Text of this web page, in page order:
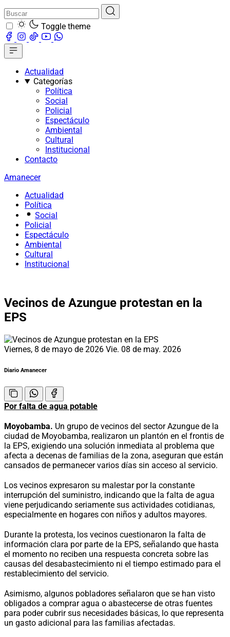
Toggle theme
Actualidad
Categorías
Política
Social
Policial
Espectáculo
Ambiental
Cultural
Institucional
Contacto
Amanecer
Actualidad
Política
Social
Policial
Espectáculo
Ambiental
Cultural
Institucional
Vecinos de Azungue protestan en la
EPS
Viernes, 8 de mayo de 2026 Vie. 08 de may. 2026
Diario Amanecer
Por falta de agua potable
Moyobamba. Un grupo de vecinos del sector Azungue de la
ciudad de Moyobamba, realizaron un plantón en el frontis de
la EPS, exigiendo una solución inmediata al problema que
afecta a decenas de familias de la zona, aseguran que están
cansados de permanecer varios días sin acceso al servicio.
Los vecinos expresaron su malestar por la constante
interrupción del suministro, indicando que la falta de agua
viene perjudicando seriamente sus actividades cotidianas,
especialmente en hogares con niños y adultos mayores.
Durante la protesta, los vecinos cuestionaron la falta de
información clara por parte de la EPS, señalando que hasta
el momento no reciben una respuesta concreta sobre las
causas del desabastecimiento ni el tiempo estimado para el
restablecimiento del servicio.
Asimismo, algunos pobladores señalaron que se han visto
obligados a comprar agua o abastecerse de otras fuentes
para poder cubrir sus necesidades básicas, lo que representa
un gasto adicional para las familias afectadas.